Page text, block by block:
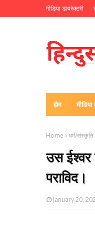
मीडिया डायरेक्टरी
होम मीडिया
Home धर्म/संस्कृति
उस ईश्वर
पराविद।
January 20,